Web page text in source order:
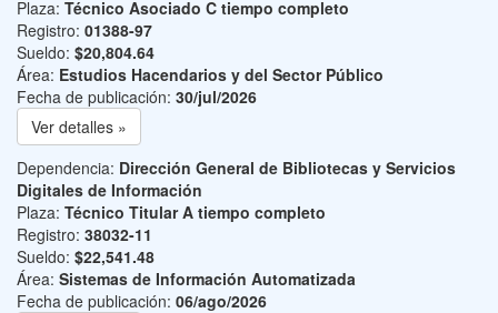
Plaza: Técnico Asociado C tiempo completo
Registro: 01388-97
Sueldo: $20,804.64
Área: Estudios Hacendarios y del Sector Público
Fecha de publicación: 30/jul/2026
Ver detalles »
Dependencia: Dirección General de Bibliotecas y Servicios
Digitales de Información
Plaza: Técnico Titular A tiempo completo
Registro: 38032-11
Sueldo: $22,541.48
Área: Sistemas de Información Automatizada
Fecha de publicación: 06/ago/2026